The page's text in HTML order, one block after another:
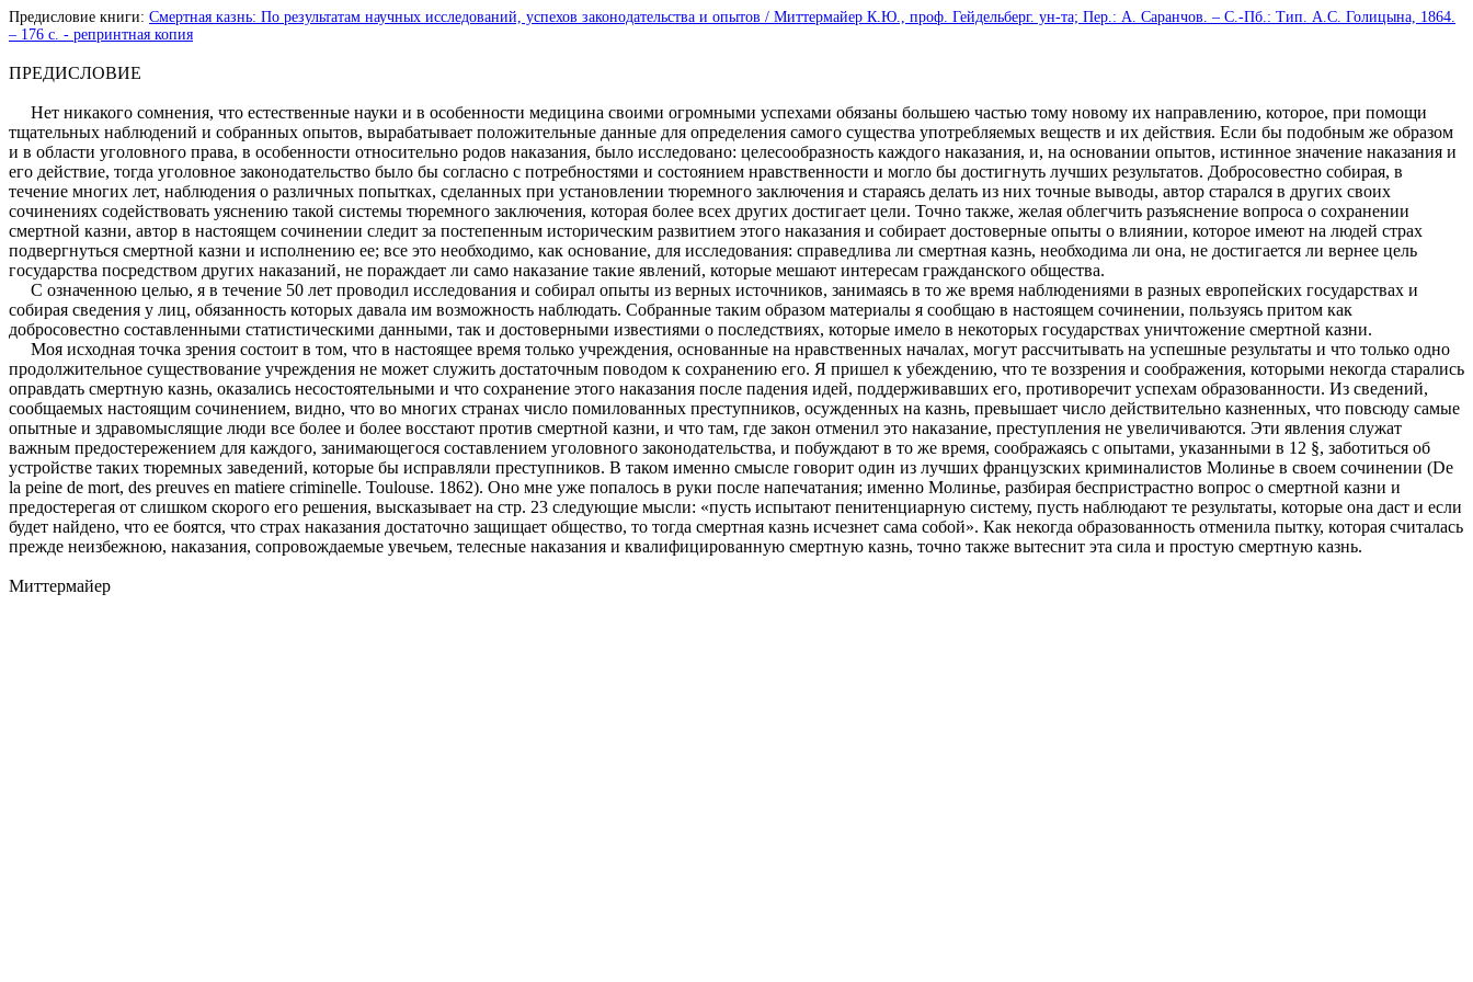
Предисловие книги: Смертная казнь: По результатам научных исследований, успехов законодательства и опытов / Миттермайер К.Ю., проф. Гейдельберг. ун-та; Пер.: А. Саранчов. – С.-Пб.: Тип. А.С. Голицына, 1864.
– 176 с. - репринтная копия
ПРЕДИСЛОВИЕ
Нет никакого сомнения, что естественные науки и в особенности медицина своими огромными успехами обязаны большею частью тому новому их направлению, которое, при помощи
тщательных наблюдений и собранных опытов, вырабатывает положительные данные для определения самого существа употребляемых веществ и их действия. Если бы подобным же образом
и в области уголовного права, в особенности относительно родов наказания, было исследовано: целесообразность каждого наказания, и, на основании опытов, истинное значение наказания и
его действие, тогда уголовное законодательство было бы согласно с потребностями и состоянием нравственности и могло бы достигнуть лучших результатов. Добросовестно собирая, в
течение многих лет, наблюдения о различных попытках, сделанных при установлении тюремного заключения и стараясь делать из них точные выводы, автор старался в других своих
сочинениях содействовать уяснению такой системы тюремного заключения, которая более всех других достигает цели. Точно также, желая облегчить разъяснение вопроса о сохранении
смертной казни, автор в настоящем сочинении следит за постепенным историческим развитием этого наказания и собирает достоверные опыты о влиянии, которое имеют на людей страх
подвергнуться смертной казни и исполнению ее; все это необходимо, как основание, для исследования: справедлива ли смертная казнь, необходима ли она, не достигается ли вернее цель
государства посредством других наказаний, не пораждает ли само наказание такие явлений, которые мешают интересам гражданского общества.
С означенною целью, я в течение 50 лет проводил исследования и собирал опыты из верных источников, занимаясь в то же время наблюдениями в разных европейских государствах и
собирая сведения у лиц, обязанность которых давала им возможность наблюдать. Собранные таким образом материалы я сообщаю в настоящем сочинении, пользуясь притом как
добросовестно составленными статистическими данными, так и достоверными известиями о последствиях, которые имело в некоторых государствах уничтожение смертной казни.
Моя исходная точка зрения состоит в том, что в настоящее время только учреждения, основанные на нравственных началах, могут рассчитывать на успешные результаты и что только одно
продолжительное существование учреждения не может служить достаточным поводом к сохранению его. Я пришел к убеждению, что те воззрения и соображения, которыми некогда старались
оправдать смертную казнь, оказались несостоятельными и что сохранение этого наказания после падения идей, поддерживавших его, противоречит успехам образованности. Из сведений,
сообщаемых настоящим сочинением, видно, что во многих странах число помилованных преступников, осужденных на казнь, превышает число действительно казненных, что повсюду самые
опытные и здравомыслящие люди все более и более восстают против смертной казни, и что там, где закон отменил это наказание, преступления не увеличиваются. Эти явления служат
важным предостережением для каждого, занимающегося составлением уголовного законодательства, и побуждают в то же время, соображаясь с опытами, указанными в 12 §, заботиться об
устройстве таких тюремных заведений, которые бы исправляли преступников. В таком именно смысле говорит один из лучших французских криминалистов Молинье в своем сочинении (De
la peine de mort, des preuves en matiere criminelle. Toulouse. 1862). Оно мне уже попалось в руки после напечатания; именно Молинье, разбирая беспристрастно вопрос о смертной казни и
предостерегая от слишком скорого его решения, высказывает на стр. 23 следующие мысли: «пусть испытают пенитенциарную систему, пусть наблюдают те результаты, которые она даст и если
будет найдено, что ее боятся, что страх наказания достаточно защищает общество, то тогда смертная казнь исчезнет сама собой». Как некогда образованность отменила пытку, которая считалась
прежде неизбежною, наказания, сопровождаемые увечьем, телесные наказания и квалифицированную смертную казнь, точно также вытеснит эта сила и простую смертную казнь.
Миттермайер